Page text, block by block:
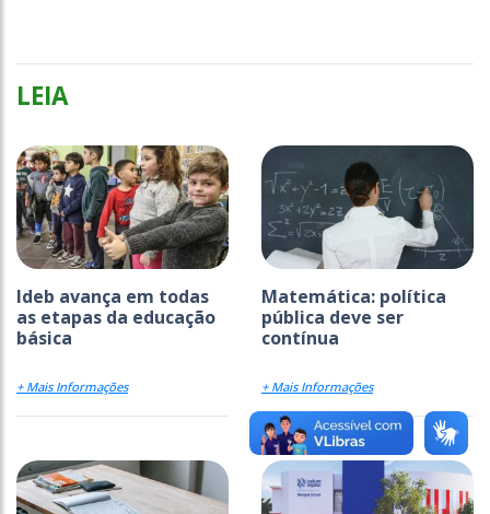
LEIA
Ideb avança em todas
as etapas da educação
básica
+ Mais Informações
Matemática: política
pública deve ser
contínua
+ Mais Informações